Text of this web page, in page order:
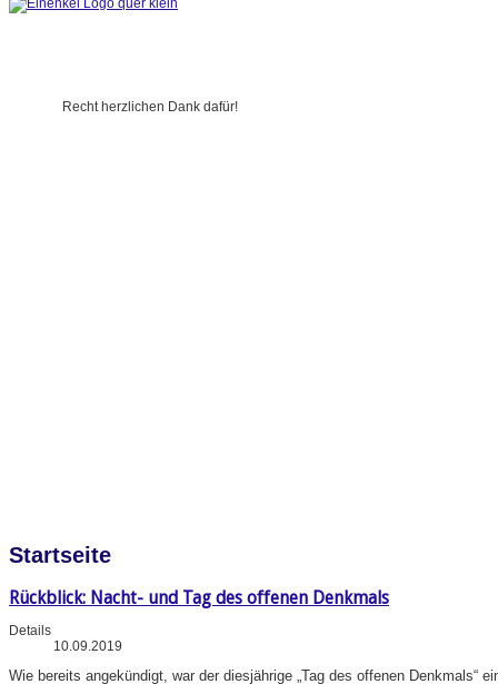
Recht herzlichen Dank dafür!
Startseite
Rückblick: Nacht- und Tag des offenen Denkmals
Details
10.09.2019
Wie bereits angekündigt, war der diesjährige „Tag des offenen Denkmals“